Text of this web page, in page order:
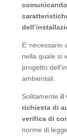
E’ necessario
nella quale si
progetto
ambientali.
Solitamente il
richiesta di
verifica di
norme di